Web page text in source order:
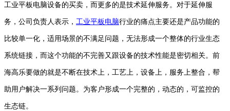
工业平板电脑设备的买卖，而更多的是技术延伸服务。对于延伸服
务，公司负责人表示， 工业平板电脑行业的痛点主要还是产品功能的
比较单一化，适用场景的不满足问题，无法形成一个整体的行业生态
系统链接，而这个功能的不完善又跟设备的技术性能是密切相关。前
海高乐要做的就是不断在技术上，工艺上，设备上，服务上整合，帮
助用户解决一系列问题。为客户形成一个完整的，动态的，可监控的
生态链。